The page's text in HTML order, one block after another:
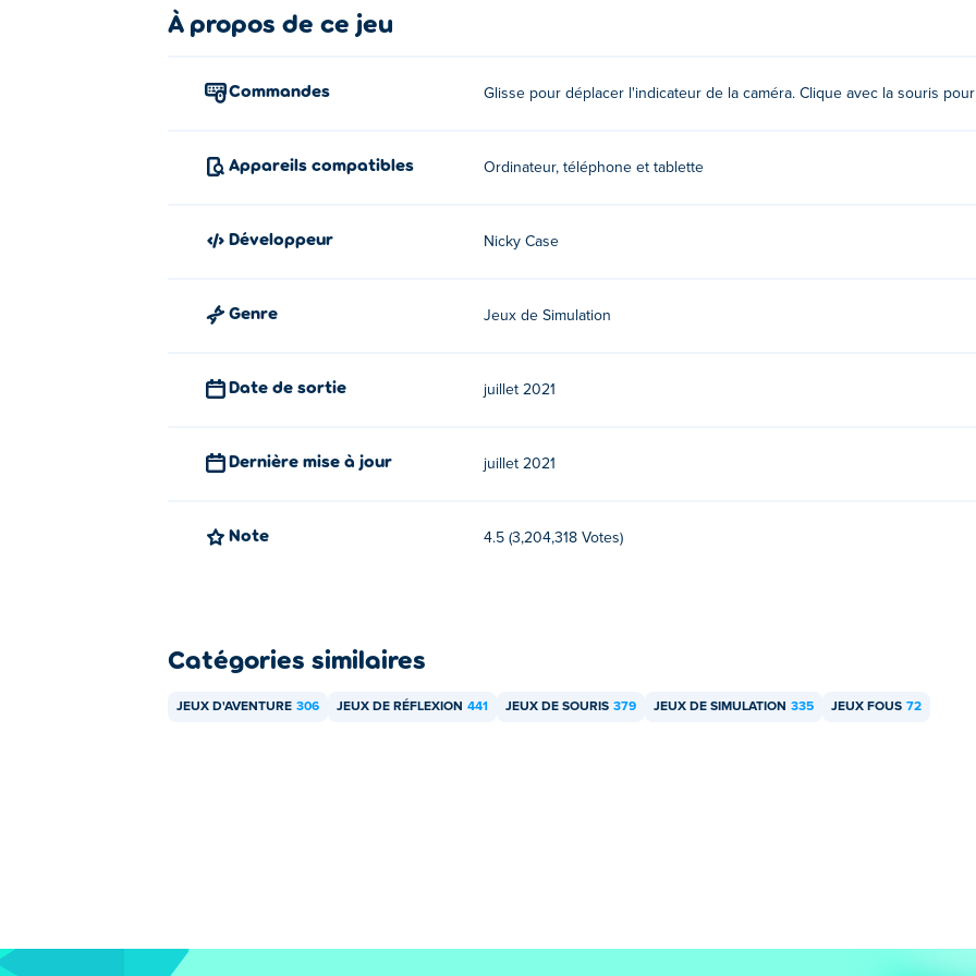
violence dans We Become What We Behold ?
Faites glisser l'indicateur de caméra et cliquez pour obtenir une photo. Assurez-vous d'obtenir des photos
À propos de ce jeu
Commandes Glisse pour déplacer l'indicateur de la caméra. Clique avec la souris
Appareils compatibles Ordinateur, téléphone et tablette
Développeur Nicky Case
Genre Jeux de Simulation
Date de sortie juillet 2021
Dernière mise à jour juillet 2021
Note 4.5 (3,204,318 Votes)
Catégories similaires
JEUX D'AVENTURE 306 JEUX DE RÉFLEXION 441 JEUX DE SOURIS 379 JEUX DE SIMULATION 335 JEUX FOUS 72